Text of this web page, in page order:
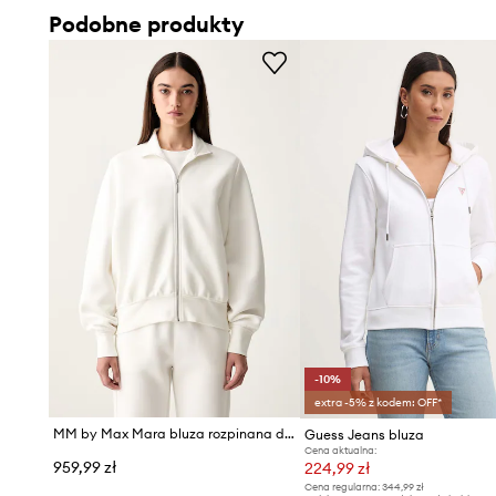
Podobne produkty
MM by Max Mara bluza rozpinana damska z bawełną MMLVOLUME
959,99 zł
-10%
extra -5% z kodem: OFF*
Guess Jeans bluza
Cena aktualna:
224,99 zł
Cena regularna:344,99 zł